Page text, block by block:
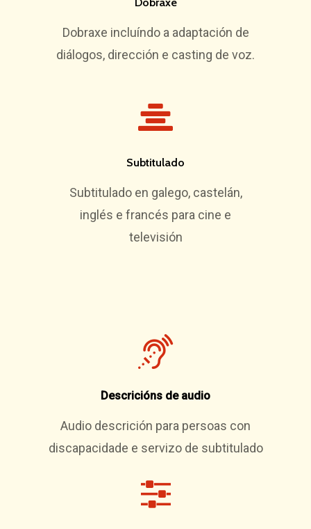
Dobraxe incluíndo a adaptación de
diálogos, dirección e casting de voz.
Subtitulado
Subtitulado en galego, castelán,
inglés e francés para cine e
televisión
Descricións de audio
Audio descrición para persoas con
discapacidade e servizo de subtitulado